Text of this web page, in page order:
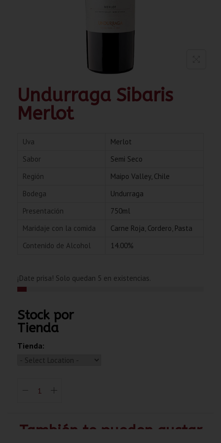
Undurraga Sibaris
Merlot
Uva
Merlot
Sabor
Semi Seco
Región
Maipo Valley, Chile
Bodega
Undurraga
Presentación
750ml
Maridaje con la comida
Carne Roja, Cordero, Pasta
Contenido de Alcohol
14.00%
¡Date prisa! Solo quedan 5 en existencias.
Stock por
Tienda
Tienda:
También te pueden gustar